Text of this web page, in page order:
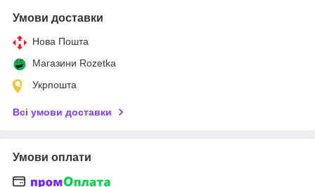
Умови доставки
Нова Пошта
Магазини Rozetka
Укрпошта
Всі умови доставки
Умови оплати